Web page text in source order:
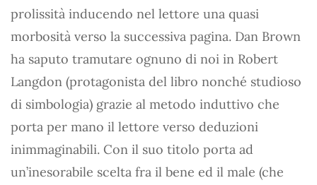
prolissità inducendo nel lettore una quasi
morbosità verso la successiva pagina. Dan Brown
ha saputo tramutare ognuno di noi in Robert
Langdon (protagonista del libro nonché studioso
di simbologia) grazie al metodo induttivo che
porta per mano il lettore verso deduzioni
inimmaginabili. Con il suo titolo porta ad
un’inesorabile scelta fra il bene ed il male (che